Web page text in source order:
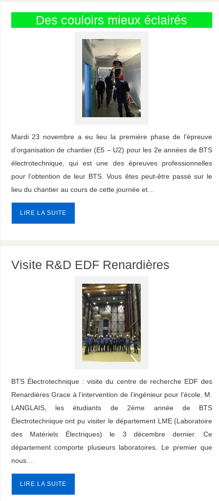
Des couloirs mieux éclairés
Mardi 23 novembre a eu lieu la première phase de l’épreuve
d’organisation de chantier (E5 – U2) pour les 2e années de BTS
électrotechnique, qui est une des épreuves professionnelles
pour l’obtention de leur BTS. Vous êtes peut-être passé sur le
lieu du chantier au cours de cette journée et…
LIRE LA SUITE
Visite R&D EDF Renardières
BTS Électrotechnique : visite du centre de recherche EDF des
Renardières Grace à l’intervention de l’ingénieur pour l’école, M.
LANGLAIS, les étudiants de 2ème année de BTS
Électrotechnique ont pu visiter le département LME (Laboratoire
des Matériels Électriques) le 3 décembre dernier. Ce
département comporte plusieurs laboratoires. Le premier que
nous…
LIRE LA SUITE